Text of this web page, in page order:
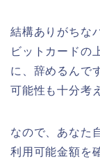
結構ありがちな
ビットカードの
に、辞めるんで
可能性も十分考
なので、あなた
利用可能金額を